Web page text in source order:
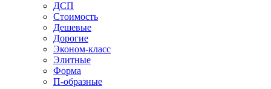
ДСП
Стоимость
Дешевые
Дорогие
Эконом-класс
Элитные
Форма
П-образные